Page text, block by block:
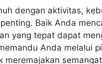
dengan aktivitas,
Baik Anda
yang tepat dapat
Anda melalui
meremajakan